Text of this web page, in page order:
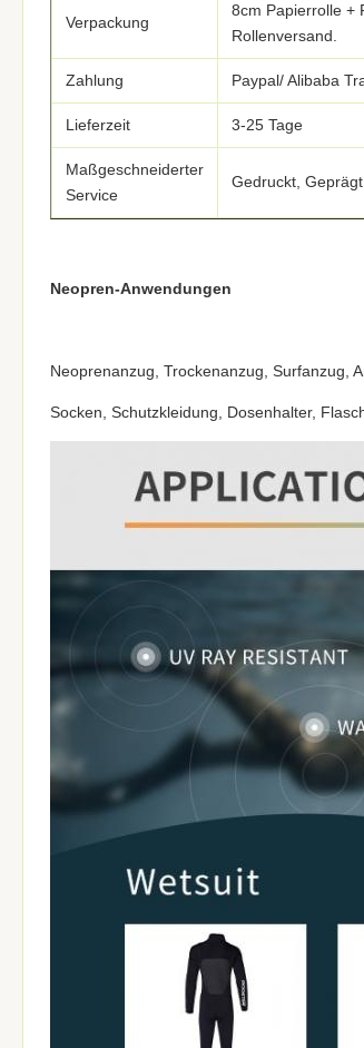
Verpackung
8cm Papierrolle +
Rollenversand.
Zahlung Paypal/ Alibaba
Lieferzeit 3-25 Tage
Maßgeschneiderter
Service
Gedruckt,
Neopren-Anwendungen
Neoprenanzug, Trockenanzug, Surfanzug,
Socken, Schutzkleidung, Dosenhalter,